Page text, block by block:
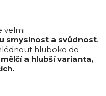
velmi
smyslnost a svůdnost.
hluboko do
a hlubší varianta,